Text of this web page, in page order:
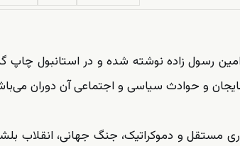
رسول زاده نوشته شده و در استانبول چاپ
و حوادث سیاسی و اجتماعی آن دوران
مستقل و دموکراتیک، جنگ جهانی، انقلاب